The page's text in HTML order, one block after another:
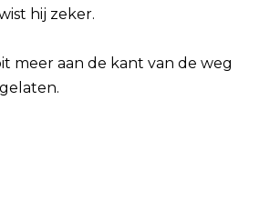
hij zeker.
meer aan de kant van de weg